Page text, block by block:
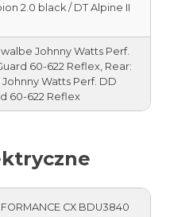
2.0 black / DT Alpine II
Johnny Watts Perf.
60-622 Reflex, Rear:
Watts Perf. DD
60-622 Reflex
CX BDU3840